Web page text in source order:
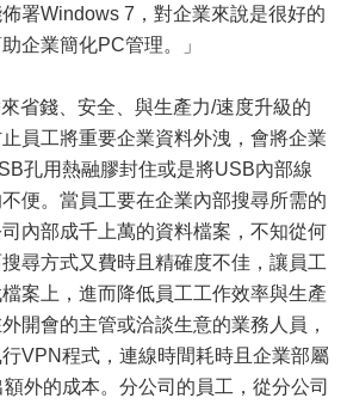
署Windows 7，對企業來說是很好的
企業簡化PC管理。」
省錢、安全、與生產力/速度升級的
員工將重要企業資料外洩，會將企業
孔用熱融膠封住或是將USB內部線
便。當員工要在企業內部搜尋所需的
內部成千上萬的資料檔案，不知從何
尋方式又費時且精確度不佳，讓員工
案上，進而降低員工工作效率與生產
開會的主管或洽談生意的業務人員，
VPN程式，連線時間耗時且企業部屬
外的成本。分公司的員工，從分公司